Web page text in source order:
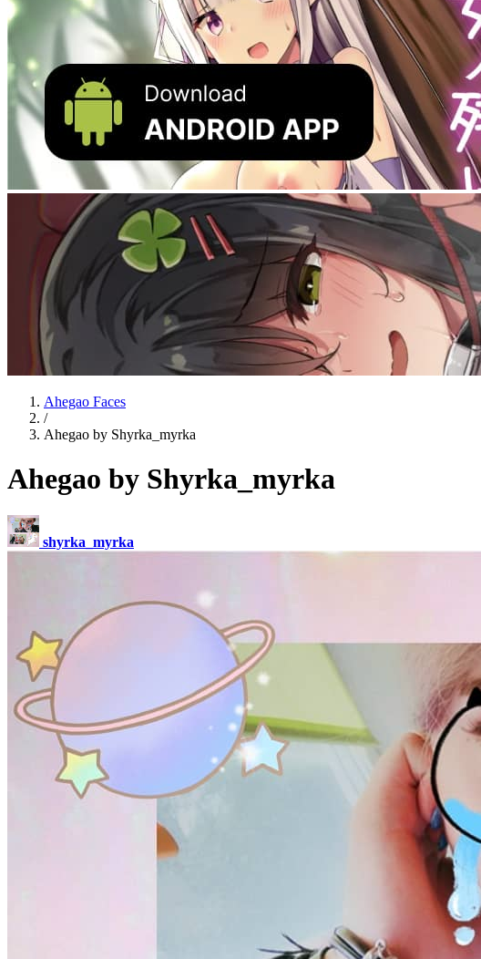
Ahegao Faces
/
Ahegao by Shyrka_myrka
Ahegao by Shyrka_myrka
shyrka_myrka